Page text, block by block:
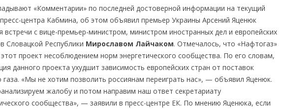
«Комментарии» по последней достоверной информации на текущий
центра Кабмина, об этом объявил премьер Украины Арсений Яценюк
встречи с вице-премьер-министром, министром иностранных дел и европейских
Словацкой Республики Мирославом Лайчаком. Отмечалось, что «Нафтогаз»
проект несоблюдением норм энергетического сообщества. По его словам,
данного проекта ухудшит зависимость европейских стран от поставок
газа. «Мы не хотим позволить россиянам переиграть нас», — объявил Яценюк.
жалобу и потом направим наш ответ секретариату
сообщества», — заявили в пресс-центре ЕК. По мнению Яценюка, если